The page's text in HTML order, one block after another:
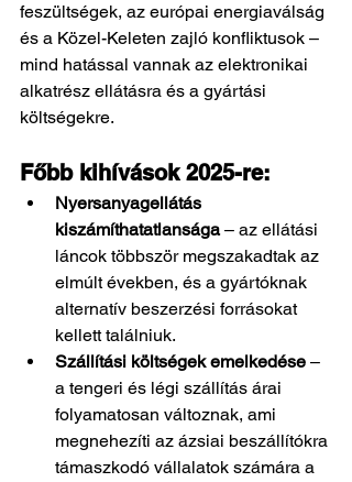
feszültségek, az európai energiaválság
és a Közel-Keleten zajló konfliktusok –
mind hatással vannak az elektronikai
alkatrész ellátásra és a gyártási
költségekre.
Főbb kihívások 2025-re:
Nyersanyagellátás
kiszámíthatatlansága – az ellátási
láncok többször megszakadtak az
elmúlt években, és a gyártóknak
alternatív beszerzési forrásokat
kellett találniuk.
Szállítási költségek emelkedése –
a tengeri és légi szállítás árai
folyamatosan változnak, ami
megnehezíti az ázsiai beszállítókra
támaszkodó vállalatok számára a